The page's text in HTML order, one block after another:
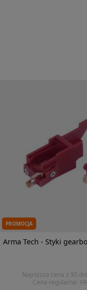
PROMOCJA
Arma Tech - Styki
Najniższa cena z 30
Cena regularna: